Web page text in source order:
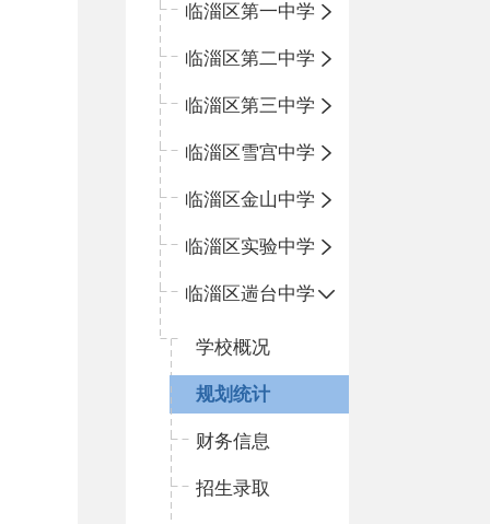
临淄区第一中学
临淄区第二中学
临淄区第三中学
临淄区雪宫中学
临淄区金山中学
临淄区实验中学
临淄区遄台中学
学校概况
规划统计
财务信息
招生录取